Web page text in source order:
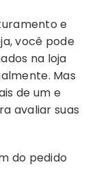
e
você pode
na loja
Mas
de um e
avaliar suas
do pedido